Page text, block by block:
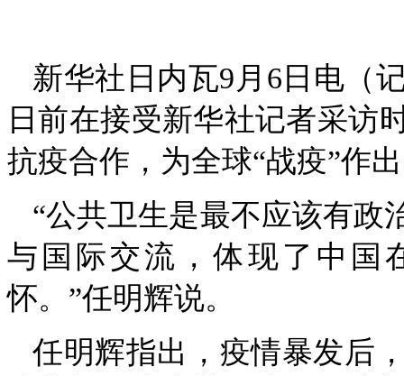
新华社日内瓦9月6日电（
日前在接受新华社记者采访
抗疫合作，为全球“战疫”作
“公共卫生是最不应该有政
与国际交流，体现了中国
怀。”任明辉说。
任明辉指出，疫情暴发后